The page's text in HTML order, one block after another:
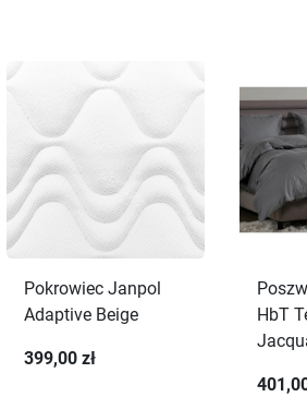
Pokrowiec Janpol
Adaptive Beige
399,00 zł
HbT